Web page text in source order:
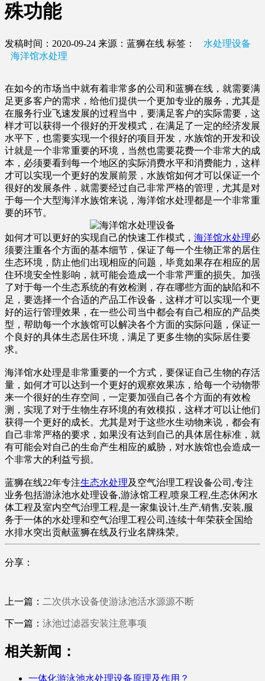
殊功能
发稿时间：2020-09-24 来源：蓝狮在线 标签：
水处理设备
海洋馆水处理
在如今的市场当中就有着非常多的公司和蓝狮在线，就需要满
足更多客户的需求，给他们提供一个更加专业的服务，尤其是
在服务行业飞速发展的过程当中，要满足客户的实际需要，这
样才可以获得一个很好的开发模式，在满足了一定的经济发展
水平下，也需要实现一个很好的项目开发，水族馆的开发和设
计就是一个非常重要的环境，当然也需要花费一个非常大的成
本，必须要看到每一个地区的实际消费水平和消费能力，这样
才可以实现一个更好的发展前景，水族馆如何才可以保证一个
很好的发展条件，就需要经过自己非常严格的管理，尤其是对
于每一个大型海洋水族馆来说，海洋馆水处理都是一个非常重
要的环节。
如何才可以更好的实现自己的快速工作模式， 海洋馆水处理必
须要注重各个方面的基本细节，保证了每一个生物正常的居住
生态环境，防止他们出现相应的问题，毕竟如果存在相应的居
住环境安全性影响，就可能会造成一个非常严重的损失。加强
了对于每一个生态系统的有效检测，存在哪些方面的缺陷和不
足，要选择一个合适的产品工作设备，这样才可以实现一个更
好的运行管理效果，在一些公司当中都会有自己相应的产品类
型，帮助每一个水族馆可以解决各个方面的实际问题，保证一
个良好的具体生态居住环境，满足了更多生物的实际居住要
求。
海洋馆水处理是非常重要的一个方式，要保证自己生物的存活
量，如何才可以达到一个更好的观察效果冻，给每一个动物带
来一个很好的生存空间，一定要加强自己各个方面的有效检
测，实现了对于生物生存环境的有效模拟，这样才可以让他们
获得一个更好的成长。尤其是对于这些水生动物来说，都会有
自己非常严格的要求，如果没有达到自己的具体居住标准，就
有可能会对自己的生命产生相应的威胁，对水族馆也会造成一
个非常大的利益亏损。
蓝狮在线22年专注生态水处理及空气治理工程设备公司,专注
业务包括游泳池水处理设备,游泳馆工程,喷泉工程,生态休闲水
体工程及室内空气治理工程,是一家集设计,生产,销售,安装,服
务于一体的水处理和空气治理工程公司,连续十年荣获全国给
水排水突出贡献蓝狮在线及行业名牌殊荣。
分享：
上一篇： 二次供水设备使游泳池活水源源不断
下一篇： 泳池过滤器安装注意事项
相关新闻：
一体化游泳池水处理设备原理及作用？